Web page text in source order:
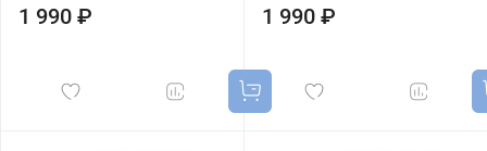
1 990 ₽ 1 990 ₽